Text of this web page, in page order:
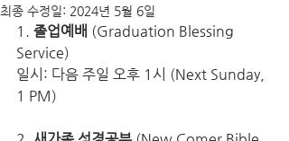
최종 수정일: 2024년 5월 6일
1. 졸업예배 (Graduation Blessing
Service)
일시: 다음 주일 오후 1시 (Next Sunday,
1 PM)